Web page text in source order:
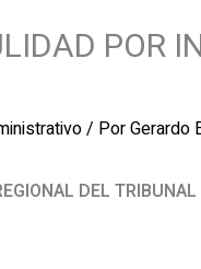
POR
/ PorGerardo
DEL